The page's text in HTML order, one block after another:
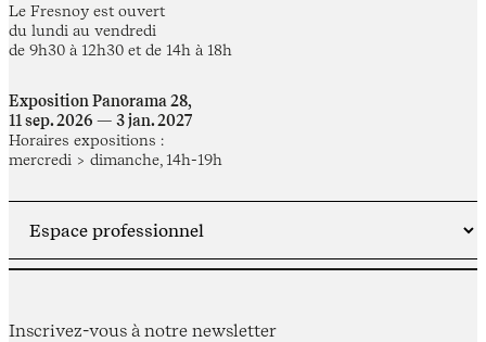
Le Fresnoy est ouvert
du lundi au vendredi
de 9h30 à 12h30 et de 14h à 18h
Exposition Panorama 28,
11 sep. 2026 — 3 jan. 2027
Horaires expositions :
mercredi > dimanche, 14h-19h
Inscrivez-vous à notre newsletter